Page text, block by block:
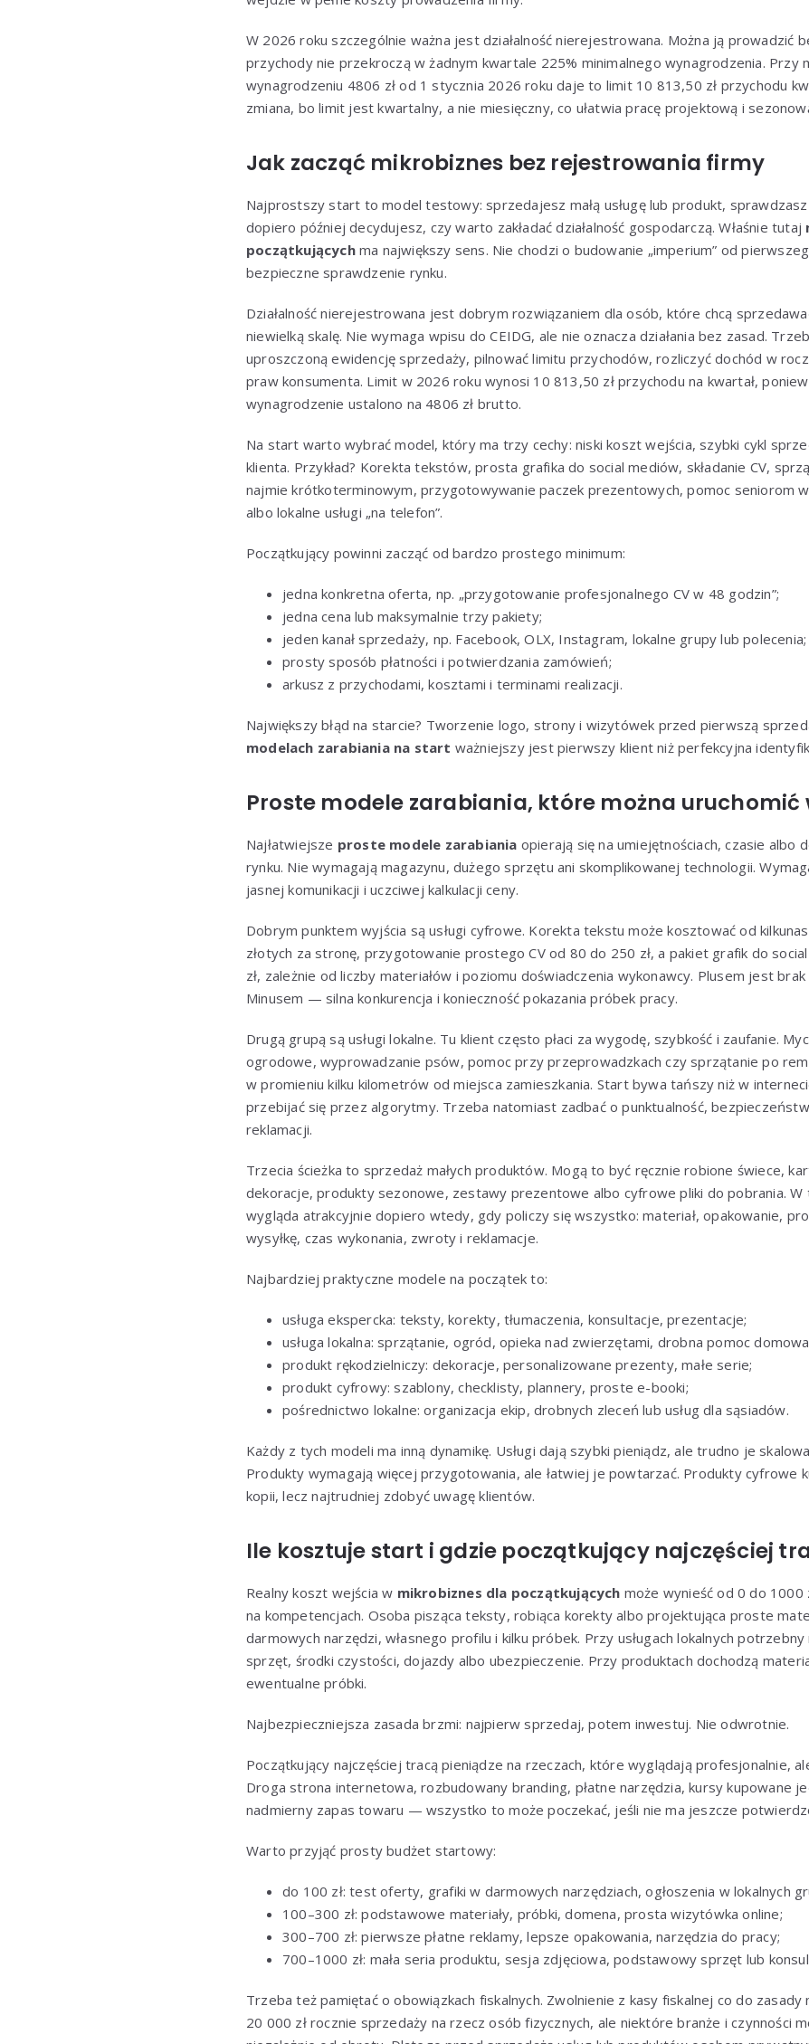
W 2026 roku szczególnie ważna jest działalność nierejestrowana. Można ją prowadzić
przychody nie przekroczą w żadnym kwartale 225% minimalnego wynagrodzenia. Przy
wynagrodzeniu 4806 zł od 1 stycznia 2026 roku daje to limit 10 813,50 zł przychodu
zmiana, bo limit jest kwartalny, a nie miesięczny, co ułatwia pracę projektową i
Jak zacząć mikrobiznes bez rejestrowania firmy
Najprostszy start to model testowy: sprzedajesz małą usługę lub produkt,
dopiero później decydujesz, czy warto zakładać działalność gospodarczą. Właśnie tutaj
początkującychma największy sens. Nie chodzi o budowanie „imperium” od
bezpieczne sprawdzenie rynku.
Działalność nierejestrowana jest dobrym rozwiązaniem dla osób, które chcą
niewielką skalę. Nie wymaga wpisu do CEIDG, ale nie oznacza działania bez zasad.
uproszczoną ewidencję sprzedaży, pilnować limitu przychodów, rozliczyć dochód w
praw konsumenta. Limit w 2026 roku wynosi 10 813,50 zł przychodu na kwartał,
wynagrodzenie ustalono na 4806 zł brutto.
Na start warto wybrać model, który ma trzy cechy: niski koszt wejścia, szybki cykl
klienta. Przykład? Korekta tekstów, prosta grafika do social mediów, składanie CV,
najmie krótkoterminowym, przygotowywanie paczek prezentowych, pomoc seniorom
albo lokalne usługi „na telefon”.
Początkujący powinni zacząć od bardzo prostego minimum:
jedna konkretna oferta, np. „przygotowanie profesjonalnego CV w 48 godzin”;
jedna cena lub maksymalnie trzy pakiety;
jeden kanał sprzedaży, np. Facebook, OLX, Instagram, lokalne grupy lub polecenia;
prosty sposób płatności i potwierdzania zamówień;
arkusz z przychodami, kosztami i terminami realizacji.
Największy błąd na starcie? Tworzenie logo, strony i wizytówek przed pierwszą
modelach zarabiania na start ważniejszy jest pierwszy klient niż perfekcyjna
Proste modele zarabiania, które można uruchomić
Najłatwiejsze proste modele zarabiania opierają się na umiejętnościach, czasie albo
rynku. Nie wymagają magazynu, dużego sprzętu ani skomplikowanej technologii.
jasnej komunikacji i uczciwej kalkulacji ceny.
Dobrym punktem wyjścia są usługi cyfrowe. Korekta tekstu może kosztować od
złotych za stronę, przygotowanie prostego CV od 80 do 250 zł, a pakiet grafik do
zł, zależnie od liczby materiałów i poziomu doświadczenia wykonawcy. Plusem jest
Minusem — silna konkurencja i konieczność pokazania próbek pracy.
Drugą grupą są usługi lokalne. Tu klient często płaci za wygodę, szybkość i zaufanie.
ogrodowe, wyprowadzanie psów, pomoc przy przeprowadzkach czy sprzątanie po
w promieniu kilku kilometrów od miejsca zamieszkania. Start bywa tańszy niż w
przebijać się przez algorytmy. Trzeba natomiast zadbać o punktualność,
reklamacji.
Trzecia ścieżka to sprzedaż małych produktów. Mogą to być ręcznie robione świece,
dekoracje, produkty sezonowe, zestawy prezentowe albo cyfrowe pliki do pobrania. W
wygląda atrakcyjnie dopiero wtedy, gdy policzy się wszystko: materiał, opakowanie,
wysyłkę, czas wykonania, zwroty i reklamacje.
Najbardziej praktyczne modele na początek to:
usługa ekspercka: teksty, korekty, tłumaczenia, konsultacje, prezentacje;
usługa lokalna: sprzątanie, ogród, opieka nad zwierzętami, drobna pomoc
produkt rękodzielniczy: dekoracje, personalizowane prezenty, małe serie;
produkt cyfrowy: szablony, checklisty, plannery, proste e-booki;
pośrednictwo lokalne: organizacja ekip, drobnych zleceń lub usług dla sąsiadów.
Każdy z tych modeli ma inną dynamikę. Usługi dają szybki pieniądz, ale trudno je
Produkty wymagają więcej przygotowania, ale łatwiej je powtarzać. Produkty cyfrowe
kopii, lecz najtrudniej zdobyć uwagę klientów.
Ile kosztuje start i gdzie początkujący najczęściej
Realny koszt wejścia w mikrobiznes dla początkujących może wynieść od 0 do
na kompetencjach. Osoba pisząca teksty, robiąca korekty albo projektująca proste
darmowych narzędzi, własnego profilu i kilku próbek. Przy usługach lokalnych
sprzęt, środki czystości, dojazdy albo ubezpieczenie. Przy produktach dochodzą
ewentualne próbki.
Najbezpieczniejsza zasada brzmi: najpierw sprzedaj, potem inwestuj. Nie odwrotnie.
Początkujący najczęściej tracą pieniądze na rzeczach, które wyglądają profesjonalnie,
Droga strona internetowa, rozbudowany branding, płatne narzędzia, kursy kupowane
nadmierny zapas towaru — wszystko to może poczekać, jeśli nie ma jeszcze
Warto przyjąć prosty budżet startowy:
do 100 zł: test oferty, grafiki w darmowych narzędziach, ogłoszenia w lokalnych
100–300 zł: podstawowe materiały, próbki, domena, prosta wizytówka online;
300–700 zł: pierwsze płatne reklamy, lepsze opakowania, narzędzia do pracy;
700–1000 zł: mała seria produktu, sesja zdjęciowa, podstawowy sprzęt lub
Trzeba też pamiętać o obowiązkach fiskalnych. Zwolnienie z kasy fiskalnej co do zasady
20 000 zł rocznie sprzedaży na rzecz osób fizycznych, ale niektóre branże i czynności